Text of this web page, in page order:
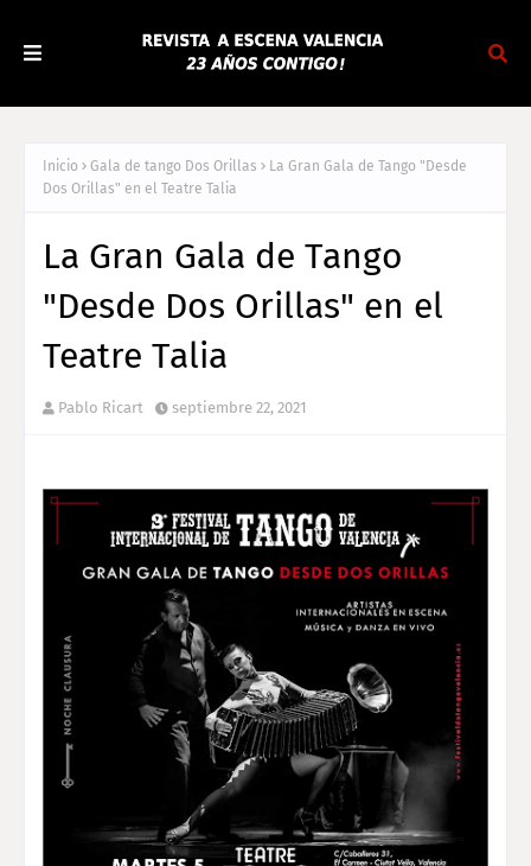
Inicio Gala de tango Dos Orillas
La Gran Gala de Tango "Desde
Dos Orillas" en el Teatre Talia
La Gran Gala de Tango
"Desde Dos Orillas" en el
Teatre Talia
Pablo Ricart septiembre 22, 2021